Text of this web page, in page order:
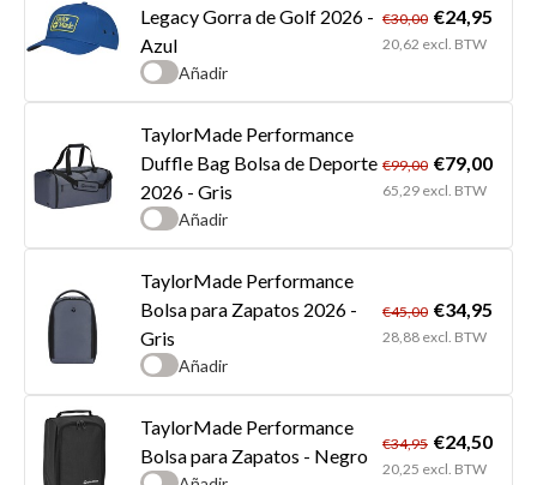
Legacy Gorra de Golf 2026 -
Azul
Añadir
€30,00 €24,95
20,62 excl. BTW
TaylorMade Performance
Duffle Bag Bolsa de Deporte
2026 - Gris
Añadir
€99,00 €79,00
65,29 excl. BTW
TaylorMade Performance
Bolsa para Zapatos 2026 -
Gris
Añadir
€45,00 €34,95
28,88 excl. BTW
TaylorMade Performance
Bolsa para Zapatos - Negro
€34,95 €24,50
20,25 excl. BTW